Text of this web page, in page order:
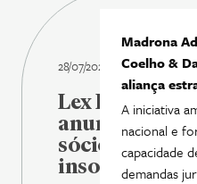
28/07/2026
Lex Legal
anuncia
sócio de
insolvência
Madrona
Coelho &
aliança
A iniciativa
nacional e
capacidade
demandas